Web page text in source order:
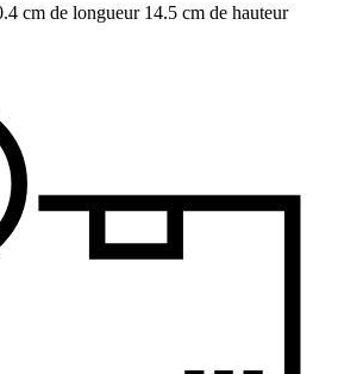
cm de longueur 14.5 cm de hauteur